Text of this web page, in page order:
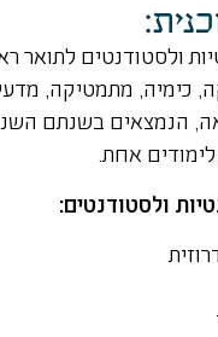
ולסטודנטים לתואר
כימיה, מתמטיקה,
הנמצאים בשנתם
אחת.
ולסטודנטים: